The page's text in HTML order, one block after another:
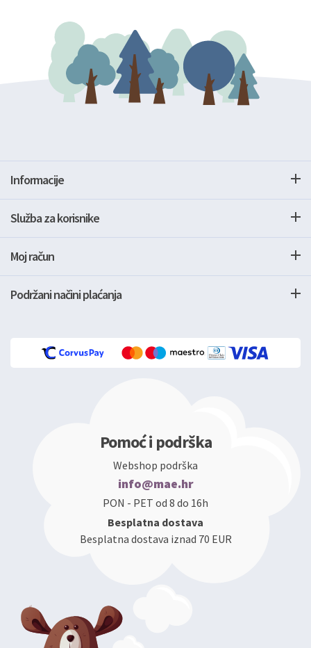
Informacije
Služba za korisnike
Moj račun
Podržani načini plaćanja
Pomoć i podrška
Webshop podrška
info@mae.hr
PON - PET od 8 do 16h
Besplatna dostava
Besplatna dostava iznad 70 EUR